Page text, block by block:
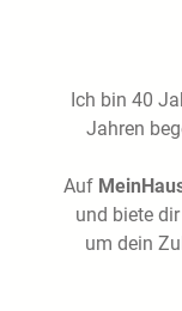
Ich bin 40
Jahren
Auf
und biete dir
um dein